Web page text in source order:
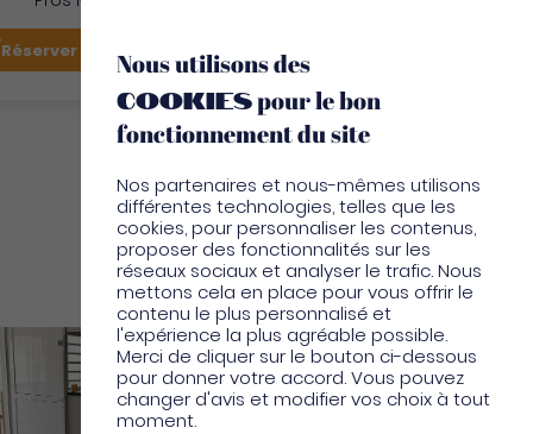
Réserver mon vol Je suis sur place
Locations vacances
Nous utilisons des
cookiespour le bon
fonctionnement du site
Nos partenaires et nous-mêmes utilisons
différentes technologies, telles que les
cookies, pour personnaliser les contenus,
proposer des fonctionnalités sur les
réseaux sociaux et analyser le trafic. Nous
mettons cela en place pour vous offrir le
contenu le plus personnalisé et
l'expérience la plus agréable possible.
Merci de cliquer sur le bouton ci-dessous
pour donner votre accord. Vous pouvez
changer d'avis et modifier vos choix à tout
moment.